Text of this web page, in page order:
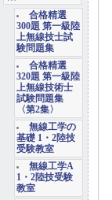
合格精選
300題 第一級陸
上無線技士試
験問題集
合格精選
320題 第一級陸
上無線技術士
試験問題集
〈第2集〉
無線工学の
基礎 1・2陸技
受験教室
無線工学A
1・2陸技受験
教室